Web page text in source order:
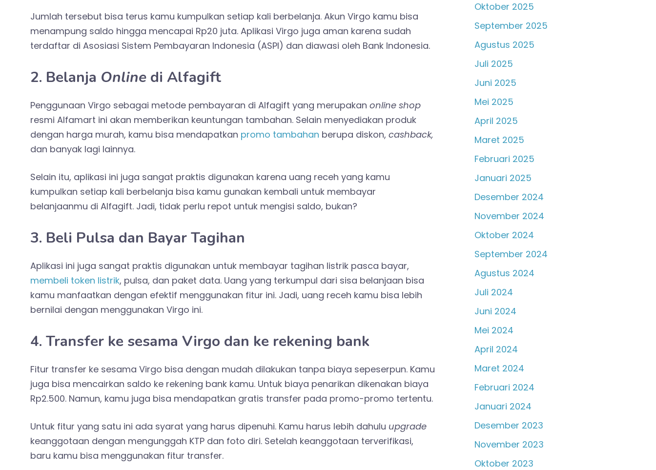
Jumlah tersebut bisa terus kamu kumpulkan setiap kali berbelanja. Akun Virgo kamu bisa
menampung saldo hingga mencapai Rp20 juta. Aplikasi Virgo juga aman karena sudah
terdaftar di Asosiasi Sistem Pembayaran Indonesia (ASPI) dan diawasi oleh Bank Indonesia.
2. Belanja Online di Alfagift
Penggunaan Virgo sebagai metode pembayaran di Alfagift yang merupakan online shop
resmi Alfamart ini akan memberikan keuntungan tambahan. Selain menyediakan produk
dengan harga murah, kamu bisa mendapatkan promo tambahan berupa diskon, cashback,
dan banyak lagi lainnya.
Selain itu, aplikasi ini juga sangat praktis digunakan karena uang receh yang kamu
kumpulkan setiap kali berbelanja bisa kamu gunakan kembali untuk membayar
belanjaanmu di Alfagift. Jadi, tidak perlu repot untuk mengisi saldo, bukan?
3. Beli Pulsa dan Bayar Tagihan
Aplikasi ini juga sangat praktis digunakan untuk membayar tagihan listrik pasca bayar,
membeli token listrik, pulsa, dan paket data. Uang yang terkumpul dari sisa belanjaan bisa
kamu manfaatkan dengan efektif menggunakan fitur ini. Jadi, uang receh kamu bisa lebih
bernilai dengan menggunakan Virgo ini.
4. Transfer ke sesama Virgo dan ke rekening bank
Fitur transfer ke sesama Virgo bisa dengan mudah dilakukan tanpa biaya sepeserpun. Kamu
juga bisa mencairkan saldo ke rekening bank kamu. Untuk biaya penarikan dikenakan biaya
Rp2.500. Namun, kamu juga bisa mendapatkan gratis transfer pada promo-promo tertentu.
Untuk fitur yang satu ini ada syarat yang harus dipenuhi. Kamu harus lebih dahulu upgrade
keanggotaan dengan mengunggah KTP dan foto diri. Setelah keanggotaan terverifikasi,
baru kamu bisa menggunakan fitur transfer.
Oktober 2025
September 2025
Agustus 2025
Juli 2025
Juni 2025
Mei 2025
April 2025
Maret 2025
Februari 2025
Januari 2025
Desember 2024
November 2024
Oktober 2024
September 2024
Agustus 2024
Juli 2024
Juni 2024
Mei 2024
April 2024
Maret 2024
Februari 2024
Januari 2024
Desember 2023
November 2023
Oktober 2023